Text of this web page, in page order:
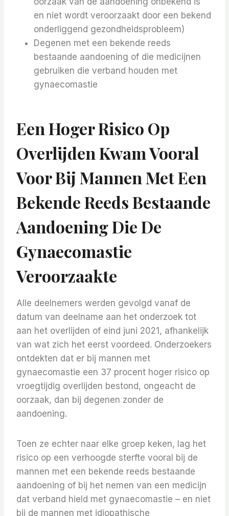
en niet wordt veroorzaakt door een bekend
onderliggend gezondheidsprobleem)
Degenen met een bekende reeds
bestaande aandoening of die medicijnen
gebruiken die verband houden met
gynaecomastie
Een Hoger Risico Op
Overlijden Kwam Vooral
Voor Bij Mannen Met Een
Bekende Reeds Bestaande
Aandoening Die De
Gynaecomastie
Veroorzaakte
Alle deelnemers werden gevolgd vanaf de
datum van deelname aan het onderzoek tot
aan het overlijden of eind juni 2021, afhankelijk
van wat zich het eerst voordeed. Onderzoekers
ontdekten dat er bij mannen met
gynaecomastie een 37 procent hoger risico op
vroegtijdig overlijden bestond, ongeacht de
oorzaak, dan bij degenen zonder de
aandoening.
Toen ze echter naar elke groep keken, lag het
risico op een verhoogde sterfte vooral bij de
mannen met een bekende reeds bestaande
aandoening of bij het nemen van een medicijn
dat verband hield met gynaecomastie – en niet
bij de mannen met idiopathische